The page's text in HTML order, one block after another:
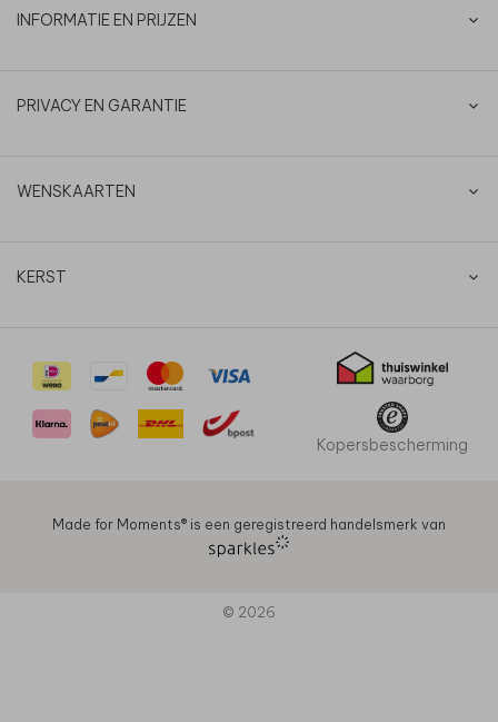
INFORMATIE EN PRIJZEN
PRIVACY EN GARANTIE
WENSKAARTEN
KERST
Kopersbescherming
Made for Moments®️ is een geregistreerd handelsmerk van
© 2026